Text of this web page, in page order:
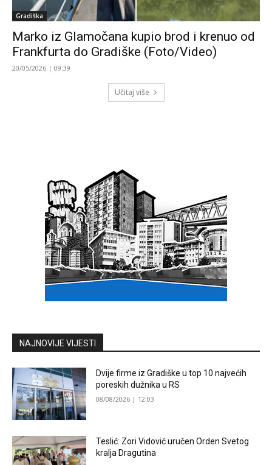
Gradiška
Marko iz Glamočana kupio brod i krenuo od
Frankfurta do Gradiške (Foto/Video)
20/05/2026 | 09:39
Učitaj više
NAJNOVIJE VIJESTI
Dvije firme iz Gradiške u top 10 najvećih
poreskih dužnika u RS
08/08/2026 | 12:03
Teslić: Zori Vidović uručen Orden Svetog
kralja Dragutina